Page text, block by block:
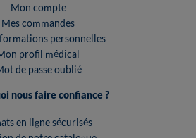
Mon compte
Mes commandes
personnelles
profil médical
de passe oublié
nous faire confiance ?
en ligne sécurisés